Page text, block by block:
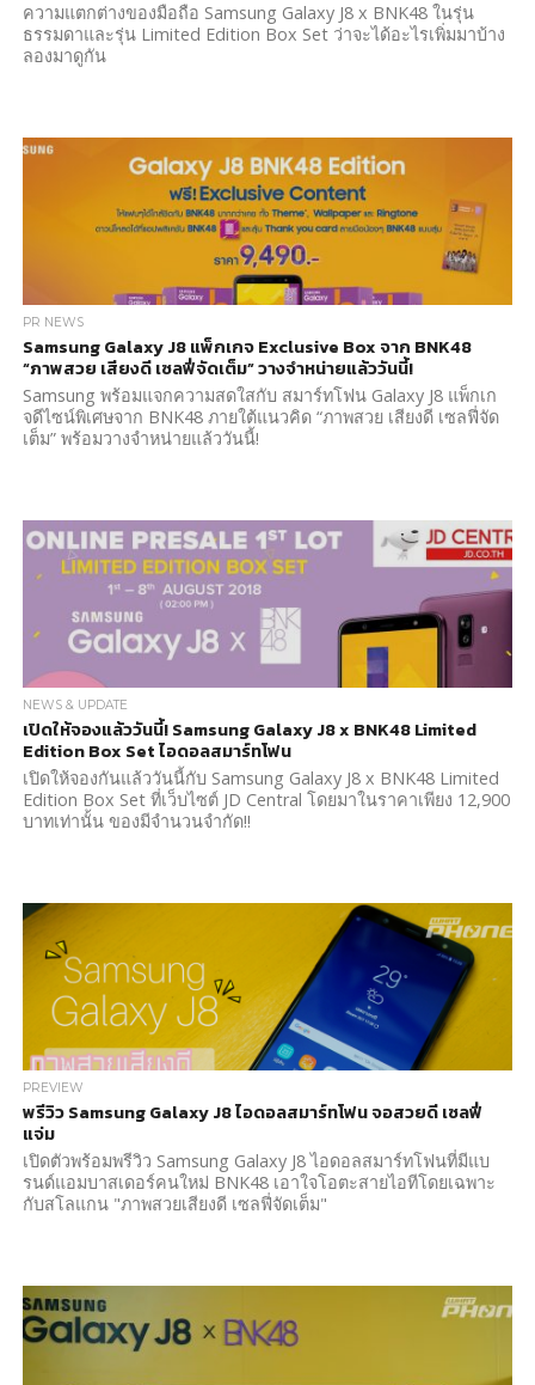
ความแตกต่างของมือถือ Samsung Galaxy J8 x BNK48 ในรุ่น
ธรรมดาและรุ่น Limited Edition Box Set ว่าจะได้อะไรเพิ่มมาบ้าง
ลองมาดูกัน
PR NEWS
Samsung Galaxy J8 แพ็กเกจ Exclusive Box จาก BNK48
“ภาพสวย เสียงดี เซลฟี่จัดเต็ม” วางจำหน่ายแล้ววันนี้!
Samsung พร้อมแจกความสดใสกับ สมาร์ทโฟน Galaxy J8 แพ็กเก
จดีไซน์พิเศษจาก BNK48 ภายใต้แนวคิด “ภาพสวย เสียงดี เซลฟี่จัด
เต็ม” พร้อมวางจำหน่ายแล้ววันนี้!
NEWS & UPDATE
เปิดให้จองแล้ววันนี้! Samsung Galaxy J8 x BNK48 Limited
Edition Box Set ไอดอลสมาร์ทโฟน
เปิดให้จองกันแล้ววันนี้กับ Samsung Galaxy J8 x BNK48 Limited
Edition Box Set ที่เว็บไซต์ JD Central โดยมาในราคาเพียง 12,900
บาทเท่านั้น ของมีจำนวนจำกัด!!
PREVIEW
พรีวิว Samsung Galaxy J8 ไอดอลสมาร์ทโฟน จอสวยดี เซลฟี่
แจ่ม
เปิดตัวพร้อมพรีวิว Samsung Galaxy J8 ไอดอลสมาร์ทโฟนที่มีแบ
รนด์แอมบาสเดอร์คนใหม่ BNK48 เอาใจโอตะสายไอทีโดยเฉพาะ
กับสโลแกน "ภาพสวยเสียงดี เซลฟี่จัดเต็ม"